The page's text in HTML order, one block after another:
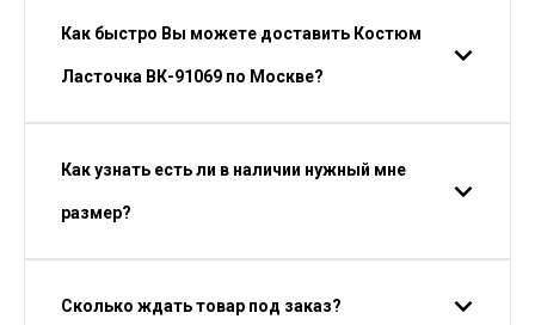
Как быстро Вы можете доставить Костюм
Ласточка ВК-91069 по Москве?
Как узнать есть ли в наличии нужный мне
размер?
Сколько ждать товар под заказ?